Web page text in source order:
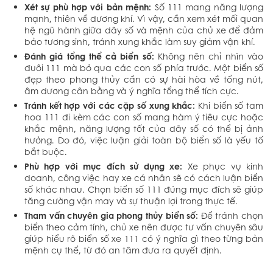
Xét sự phù hợp với bản mệnh: Số 111 mang năng lượng
mạnh, thiên về dương khí. Vì vậy, cần xem xét mối quan
hệ ngũ hành giữa dãy số và mệnh của chủ xe để đảm
bảo tương sinh, tránh xung khắc làm suy giảm vận khí.
Đánh giá tổng thể cả biển số: Không nên chỉ nhìn vào
đuôi 111 mà bỏ qua các con số phía trước. Một biển số
đẹp theo phong thủy cần có sự hài hòa về tổng nút,
âm dương cân bằng và ý nghĩa tổng thể tích cực.
Tránh kết hợp với các cặp số xung khắc: Khi biển số tam
hoa 111 đi kèm các con số mang hàm ý tiêu cực hoặc
khắc mệnh, năng lượng tốt của dãy số có thể bị ảnh
hưởng. Do đó, việc luận giải toàn bộ biển số là yếu tố
bắt buộc.
Phù hợp với mục đích sử dụng xe: Xe phục vụ kinh
doanh, công việc hay xe cá nhân sẽ có cách luận biển
số khác nhau. Chọn biển số 111 đúng mục đích sẽ giúp
tăng cường vận may và sự thuận lợi trong thực tế.
Tham vấn chuyên gia phong thủy biển số: Để tránh chọn
biển theo cảm tính, chủ xe nên được tư vấn chuyên sâu
giúp hiểu rõ biển số xe 111 có ý nghĩa gì theo từng bản
mệnh cụ thể, từ đó an tâm đưa ra quyết định.